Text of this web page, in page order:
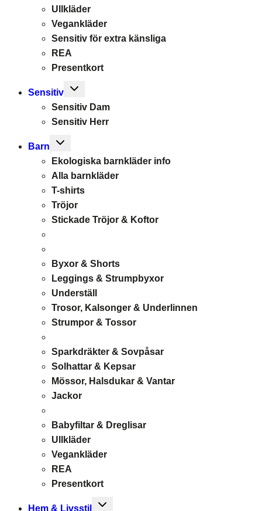
Ullkläder
Vegankläder
Sensitiv för extra känsliga
REA
Presentkort
Sensitiv
Toggle
menu
Sensitiv Dam
Sensitiv Herr
Barn
Toggle
menu
Ekologiska barnkläder info
Alla barnkläder
T-shirts
Tröjor
Stickade Tröjor & Koftor
Byxor & Shorts
Leggings & Strumpbyxor
Underställ
Trosor, Kalsonger & Underlinnen
Strumpor & Tossor
Sparkdräkter & Sovpåsar
Solhattar & Kepsar
Mössor, Halsdukar & Vantar
Jackor
Babyfiltar & Dreglisar
Ullkläder
Vegankläder
REA
Presentkort
Hem & Livsstil
Toggle